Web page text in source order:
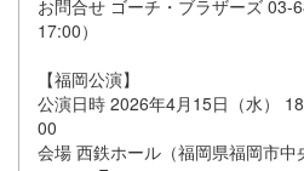
お問合せ ゴーチ・ブラザーズ 03-
17:00）
【福岡公演】
公演日時 2026年4月15日（水）
00
会場 西鉄ホール（福岡県福岡市